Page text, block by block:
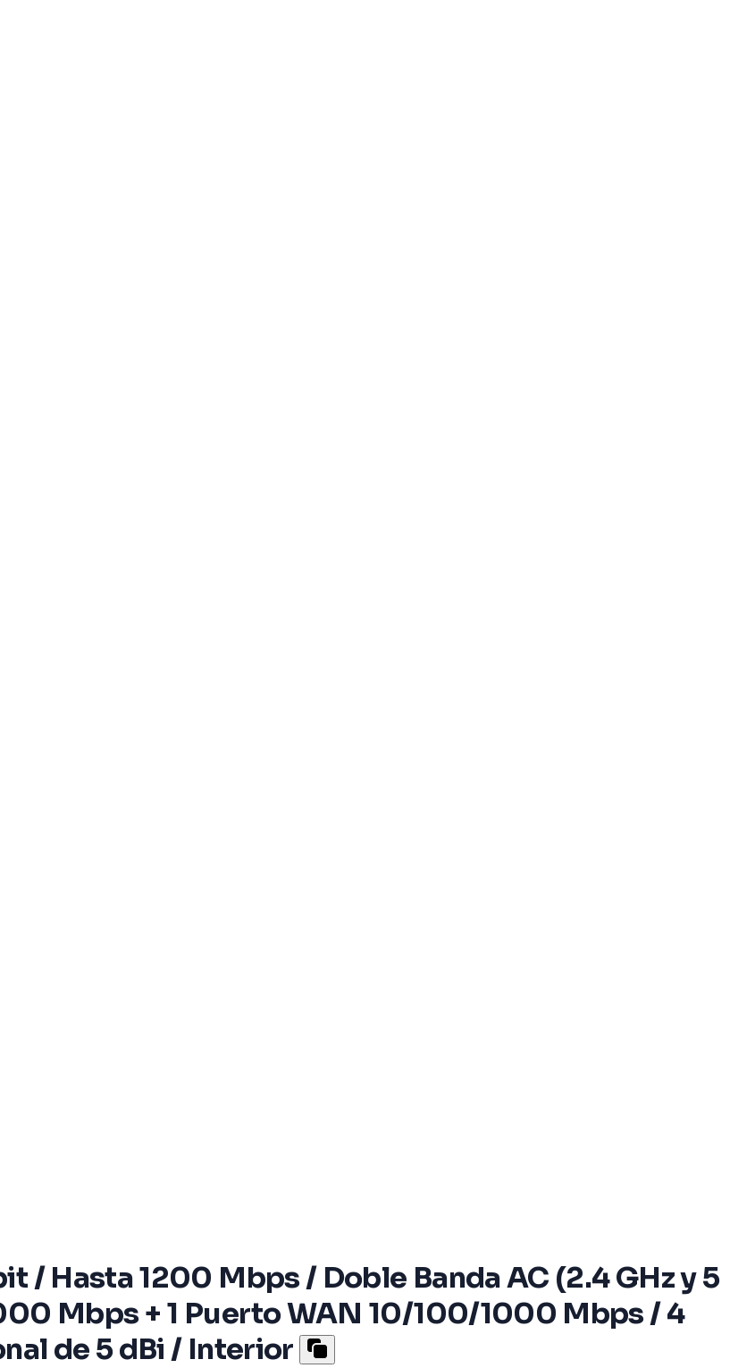
/ Hasta 1200 Mbps / Doble Banda AC (2.4 GHz y 5
Mbps + 1 Puerto WAN 10/100/1000 Mbps / 4
de 5 dBi / Interior